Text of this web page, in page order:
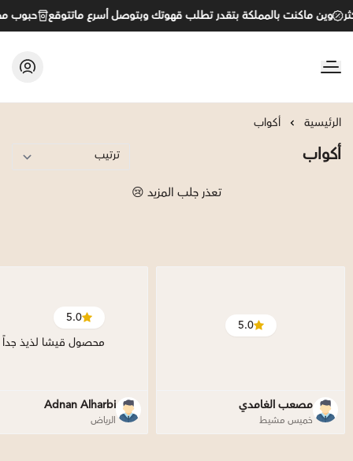
وين ماكنت بالمملكة بتقدر تطلب قهوتك وبتوصل أسرع ماتتوقع حبوب
C&B
الرئيسية أكواب
أكواب
تعذر جلب المزيد 😢
5.0
مصعب الغامدي
خميس مشيط
5.0
محصول قيشا لذيذ جداً
Adnan Alharbi
الرياض